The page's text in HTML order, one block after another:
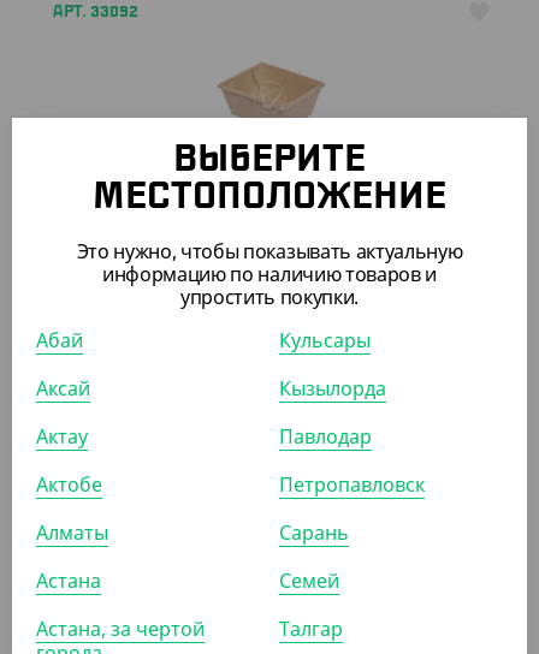
АРТ. 33092
2 270₸
Салатник OneClick, 250 мл, крафт
КОР (900)
(127.60 ₸/ШТ)
ВЫБЕРИТЕ
МЕСТОПОЛОЖЕНИЕ
Это нужно, чтобы показывать актуальную
информацию по наличию товаров и
упростить покупки.
Абай
Аксай
Актау
Актобе
Алматы
Астана
Астана, за чертой
Кульсары
Кызылорда
Павлодар
Петропавловск
Сарань
Семей
Талгар